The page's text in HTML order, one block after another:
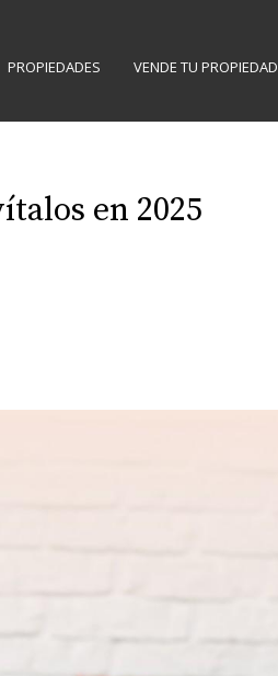
PROPIEDADES VENDE TU PROPIEDAD
en 2025